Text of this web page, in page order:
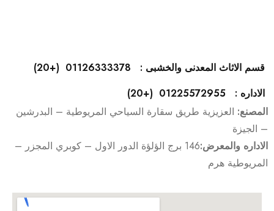
المصنع: العزيزية طريق سقارة السياحي المريوطية – البدرشين
– الجيزة
الاداره والمعرض:
146 برج الؤلؤة الدور الاول – كوبري المجزر –
المريوطية هرم